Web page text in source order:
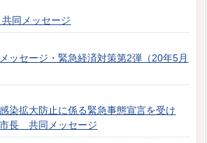
同メッセージ
ッセージ・緊急経済対策第2弾（20年5月
染拡大防止に係る緊急事態宣言を受け
長 共同メッセージ